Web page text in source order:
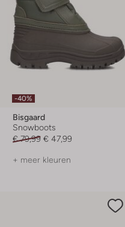
-40%
Bisgaard
Snowboots
€ 79,99 € 47,99
+ meer kleuren